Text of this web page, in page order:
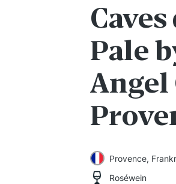
Pale
Angel
Provence,
Roséwein